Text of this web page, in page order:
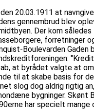
20.03.1911 at
gennembrud blev
Der kom
forretninger
Boulevarden
at byrådet valgte at
til at skabe basis for
slog dog aldrig rigtig
bygninger. Skønt
har specielt